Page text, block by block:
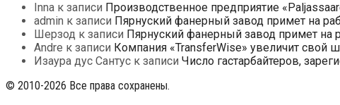
Inna к записи Производственное предприятие
admin к записи Пярнуский фанерный завод примет на
Шерзод к записи Пярнуский фанерный завод примет на
Andre к записи Компания «TransferWise» увеличит свой
Изаура дус Сантус к записи Число гастарбайтеров,
© 2010-2026 Все права сохранены.